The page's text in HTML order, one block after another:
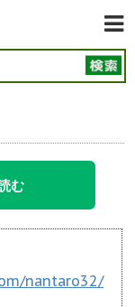
む
nantaro32/